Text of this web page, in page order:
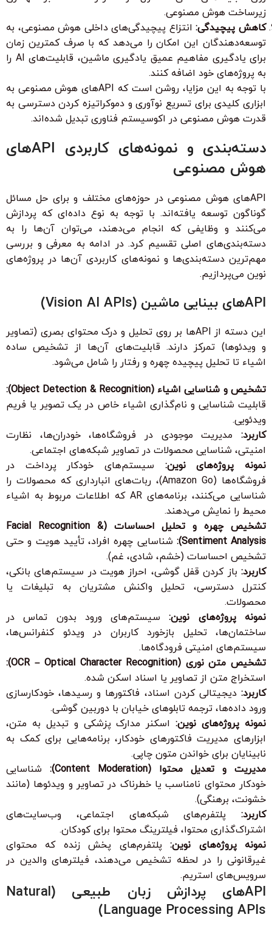
زیرساخت هوش مصنوعی.
کاهش پیچیدگی:انتزاع پیچیدگی‌های داخلی هوش مصنوعی، به
توسعه‌دهندگان این امکان را می‌دهد که با صرف کمترین زمان
برای یادگیری مفاهیم عمیق یادگیری ماشین، قابلیت‌های AI را
به پروژه‌های خود اضافه کنند.
با توجه به این مزایا، روشن است که APIهای هوش مصنوعی به
ابزاری کلیدی برای تسریع نوآوری و دموکراتیزه کردن دسترسی به
قدرت هوش مصنوعی در اکوسیستم فناوری تبدیل شده‌اند.
دسته‌بندی و نمونه‌های کاربردی APIهای
هوش مصنوعی
APIهای هوش مصنوعی در حوزه‌های مختلف و برای حل مسائل
گوناگون توسعه یافته‌اند. با توجه به نوع داده‌ای که پردازش
می‌کنند و وظایفی که انجام می‌دهند، می‌توان آن‌ها را به
دسته‌بندی‌های اصلی تقسیم کرد. در ادامه به معرفی و بررسی
مهم‌ترین دسته‌بندی‌ها و نمونه‌های کاربردی آن‌ها در پروژه‌های
نوین می‌پردازیم.
APIهای بینایی ماشین (Vision AI APIs)
این دسته از APIها بر روی تحلیل و درک محتوای بصری (تصاویر
و ویدئوها) تمرکز دارند. قابلیت‌های آن‌ها از تشخیص ساده
اشیاء تا تحلیل پیچیده چهره و رفتار را شامل می‌شود.
تشخیص و شناسایی اشیاء (Object Detection & Recognition):
قابلیت شناسایی و نام‌گذاری اشیاء خاص در یک تصویر یا فریم
ویدئویی.
کاربرد: مدیریت موجودی در فروشگاه‌ها، خودران‌ها، نظارت
امنیتی، شناسایی محصولات در تصاویر شبکه‌های اجتماعی.
نمونه پروژه‌های نوین: سیستم‌های خودکار پرداخت در
فروشگاه‌ها (Amazon Go)، ربات‌های انبارداری که محصولات را
شناسایی می‌کنند، برنامه‌های AR که اطلاعات مربوط به اشیاء
محیط را نمایش می‌دهند.
تشخیص چهره و تحلیل احساسات (Facial Recognition &
Sentiment Analysis):
شناسایی چهره افراد، تأیید هویت و حتی
تشخیص احساسات (خشم، شادی، غم).
کاربرد: باز کردن قفل گوشی، احراز هویت در سیستم‌های بانکی،
کنترل دسترسی، تحلیل واکنش مشتریان به تبلیغات یا
محصولات.
نمونه پروژه‌های نوین:سیستم‌های ورود بدون تماس در
ساختمان‌ها، تحلیل بازخورد کاربران در ویدئو کنفرانس‌ها،
سیستم‌های امنیتی فرودگاه‌ها.
تشخیص متن نوری (OCR – Optical Character Recognition):
استخراج متن از تصاویر یا اسناد اسکن شده.
کاربرد: دیجیتالی کردن اسناد، فاکتورها و رسیدها، خودکارسازی
ورود داده‌ها، ترجمه تابلوهای خیابان با دوربین گوشی.
نمونه پروژه‌های نوین:اسکنر مدارک پزشکی و تبدیل به متن،
ابزارهای مدیریت فاکتورهای خودکار، برنامه‌هایی برای کمک به
نابینایان برای خواندن متون چاپی.
مدیریت و تعدیل محتوا (Content Moderation):
شناسایی
خودکار محتوای نامناسب یا خطرناک در تصاویر و ویدئوها (مانند
خشونت، برهنگی).
کاربرد: پلتفرم‌های شبکه‌های اجتماعی، وب‌سایت‌های
اشتراک‌گذاری محتوا، فیلترینگ محتوا برای کودکان.
نمونه پروژه‌های نوین:پلتفرم‌های پخش زنده که محتوای
غیرقانونی را در لحظه تشخیص می‌دهند، فیلترهای والدین در
سرویس‌های استریم.
APIهای پردازش زبان طبیعی (Natural
Language Processing APIs)